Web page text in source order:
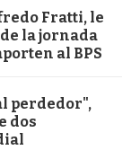
Fratti, le
la jornada
al BPS
perdedor",
dos